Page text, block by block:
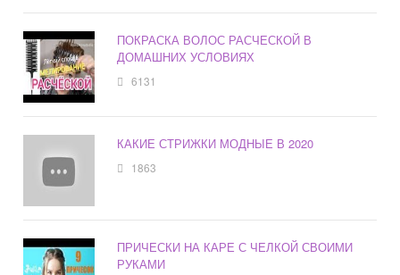
ПОКРАСКА ВОЛОС РАСЧЕСКОЙ В
ДОМАШНИХ УСЛОВИЯХ
6131
КАКИЕ СТРИЖКИ МОДНЫЕ В 2020
1863
ПРИЧЕСКИ НА КАРЕ С ЧЕЛКОЙ СВОИМИ
РУКАМИ